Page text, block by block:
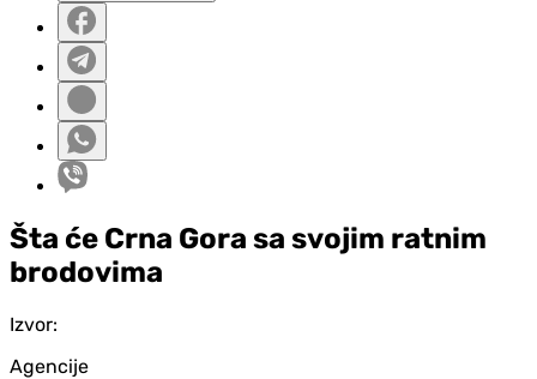
Šta će Crna Gora sa svojim ratnim
brodovima
Izvor:
Agencije